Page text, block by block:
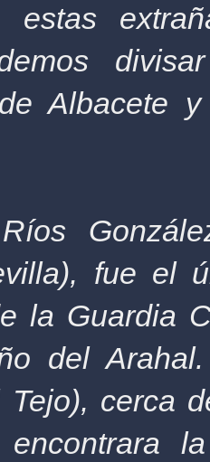
estas
Albacete
fue el
la Guardia
del
Tejo), cerca